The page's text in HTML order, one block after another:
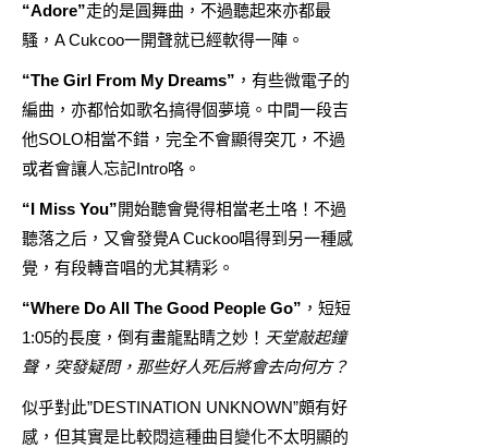
“Adore”走的是圓舞曲，不過聽起來亦都最
騷，A Cukcoo一開聲就已經軟得一陣。
“The Girl From My Dreams” ，有些微電子的
編曲，亦都恰如歌名搞得個夢境。中間一段吉
他SOLO相當不錯，完全不會顯得突兀，不過
或者會讓人忘記Intro咯。
“I Miss You”開始聽會覺得相當老土咯！不過
聽落之后，又會發覺A Cuckoo唱得到另一種感
覺，有段轉音唱的尤其精彩。
“Where Do All The Good People Go” ，短短
1:05的長度，倒有畫龍點睛之妙！ 天堂敲起鐘
聲，突發疑問，那些好人死后將會去向何方？
似乎對此”DESTINATION UNKNOWN”頗有好
感，但其實是比較悶這種曲目變化不太明顯的